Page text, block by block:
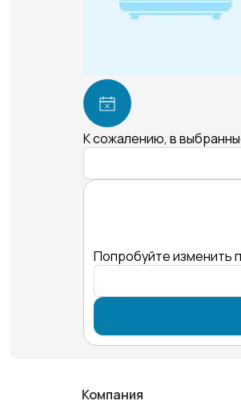
К сожалению, в
Попробуйте изменить
Компания